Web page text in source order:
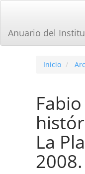
principal
Barra
Anuario del
Inicio
La